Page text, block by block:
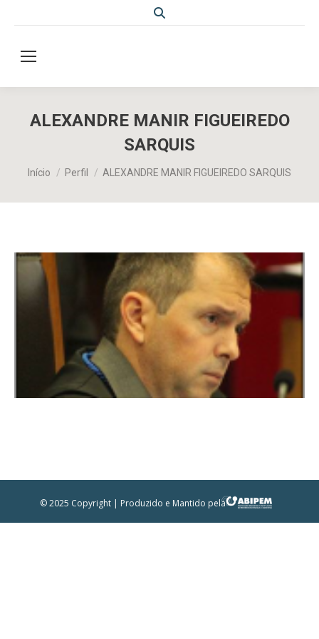
Search:
ALEXANDRE MANIR FIGUEIREDO
SARQUIS
Início Perfil ALEXANDRE MANIR FIGUEIREDO SARQUIS
© 2025 Copyright | Produzido e Mantido pela